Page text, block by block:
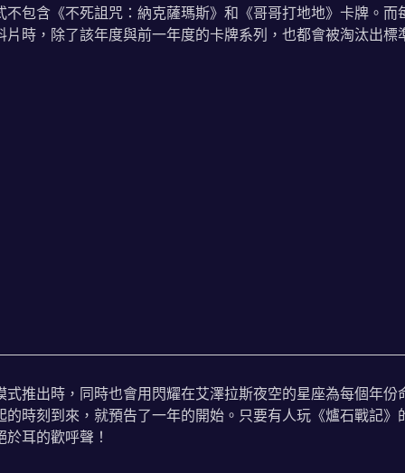
不包含《不死詛咒：納克薩瑪斯》和《哥哥打地地》卡牌。而
片時，除了該年度與前一年度的卡牌系列，也都會被淘汰出標
式推出時，同時也會用閃耀在艾澤拉斯夜空的星座為每個年份
的時刻到來，就預告了一年的開始。只要有人玩《爐石戰記》
於耳的歡呼聲！